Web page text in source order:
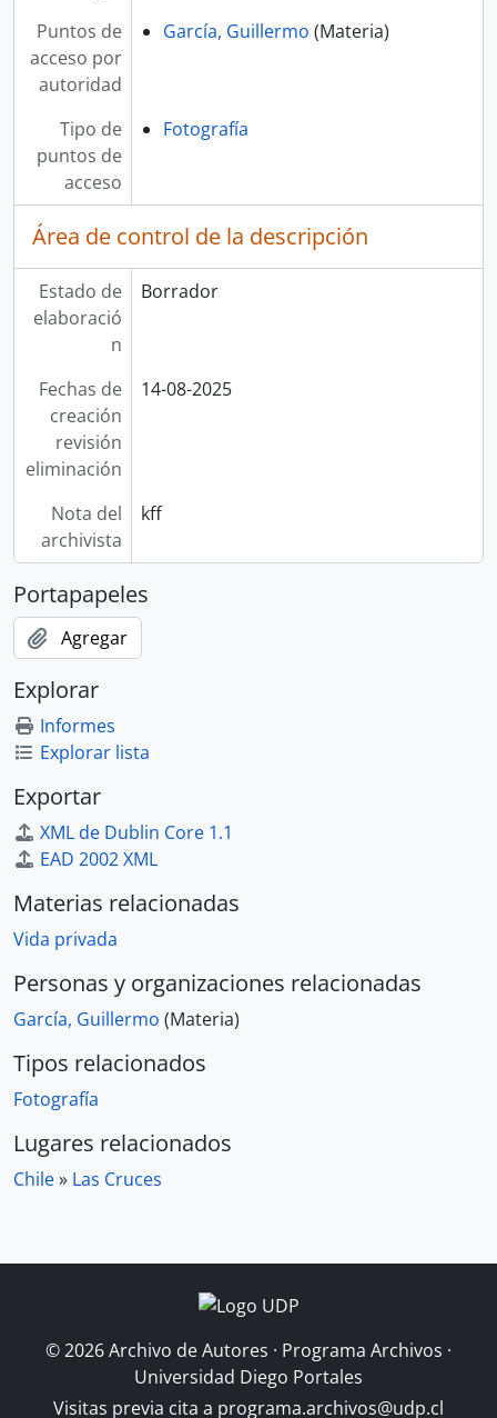
Puntos de
acceso por
autoridad
García, Guillermo (Materia)
Tipo de
puntos de
acceso
Fotografía
Área de control de la descripción
Estado de
elaboració
n
Borrador
Fechas de
creación
revisión
eliminación
14-08-2025
Nota del
archivista
kff
Portapapeles
Agregar
Explorar
Informes
Explorar lista
Exportar
XML de Dublin Core 1.1
EAD 2002 XML
Materias relacionadas
Vida privada
Personas y organizaciones relacionadas
García, Guillermo (Materia)
Tipos relacionados
Fotografía
Lugares relacionados
Chile» Las Cruces
© 2026 Archivo de Autores · Programa Archivos ·
Universidad Diego Portales
Visitas previa cita a programa.archivos@udp.cl